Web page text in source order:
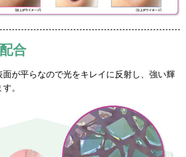
合
が平らなので光をキレイに反射し、強い輝
。